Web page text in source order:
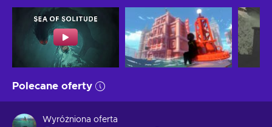
Polecane oferty
Wyróżniona oferta